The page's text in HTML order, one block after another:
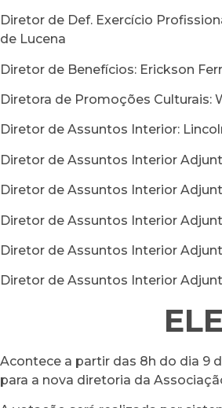
Diretor de Def. Exercício
de Lucena
Diretor de Benefícios: Erickson
Diretora de Promoções Culturais:
Diretor de Assuntos Interior:
Diretor de Assuntos Interior
Diretor de Assuntos Interior
Diretor de Assuntos Interior
Diretor de Assuntos Interior
Diretor de Assuntos Interior
Acontece a partir das 8h do dia 9
para a nova diretoria da